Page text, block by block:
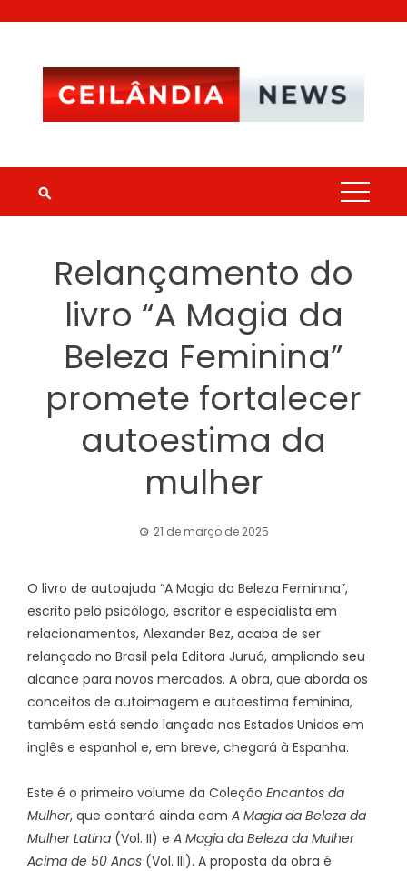
Relançamento do
livro “A Magia da
Beleza Feminina”
promete fortalecer
autoestima da
mulher
21 de março de 2025
O livro de autoajuda “A Magia da Beleza Feminina”,
escrito pelo psicólogo, escritor e especialista em
relacionamentos, Alexander Bez, acaba de ser
relançado no Brasil pela Editora Juruá, ampliando seu
alcance para novos mercados. A obra, que aborda os
conceitos de autoimagem e autoestima feminina,
também está sendo lançada nos Estados Unidos em
inglês e espanhol e, em breve, chegará à Espanha.
Este é o primeiro volume da Coleção Encantos da
Mulher, que contará ainda com A Magia da Beleza da
Mulher Latina (Vol. II) e A Magia da Beleza da Mulher
Acima de 50 Anos (Vol. III). A proposta da obra é